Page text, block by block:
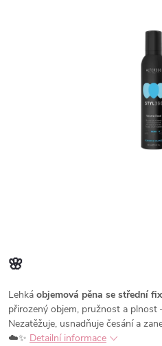
🌸
Lehká objemová pěna se střední
přirozený objem, pružnost a plnost
Nezatěžuje, usnadňuje česání a
☁️✨ Detailní informace